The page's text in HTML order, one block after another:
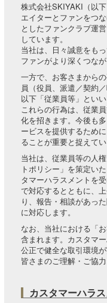
株式会社SKIYAKI（以
エイターとファンをつ
としたファンクラブ運
しています。
当社は、日々誠意をも
ファンがより深くつな
一方で、お客さまから
員（役員、派遣／契約
以下「従業員等」とい
これらの行為は、従業
化を招きます。今後も
ービスを提供するため
ることが重要と捉えてい
当社は、従業員等の人
トポリシー」を策定い
タマーハラスメントを
で対応するとともに、
り、報告・相談があっ
に対応します。
なお、当社における「
含まれます。カスタマ
公正で健全な取引環境
皆さまのご理解・ご協
カスタマーハラ